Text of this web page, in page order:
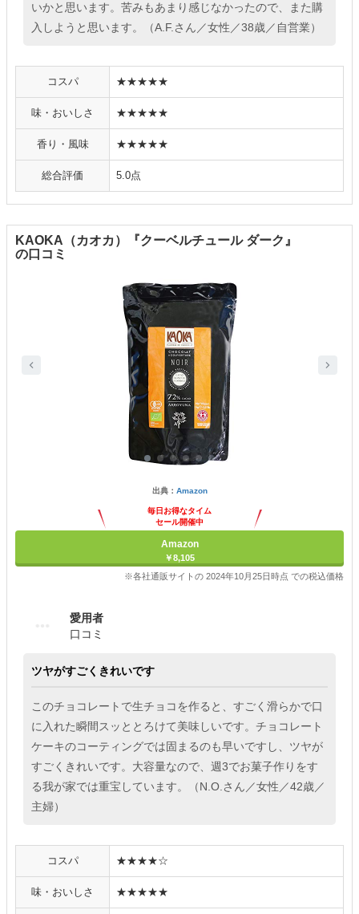
いかと思います。苦みもあまり感じなかったので、また購
入しようと思います。（A.F.さん／女性／38歳／自営業）
コスパ ★★★★★
味・おいしさ ★★★★★
香り・風味 ★★★★★
総合評価 5.0点
KAOKA（カオカ）『クーベルチュール ダーク』
の口コミ
出典： Amazon
毎日お得なタイム
セール開催中
Amazon
￥8,105
※各社通販サイトの 2024年10月25日時点 での税込価格
愛用者
口コミ
ツヤがすごくきれいです
このチョコレートで生チョコを作ると、すごく滑らかで口
に入れた瞬間スッととろけて美味しいです。チョコレート
ケーキのコーティングでは固まるのも早いですし、ツヤが
すごくきれいです。大容量なので、週3でお菓子作りをす
る我が家では重宝しています。（N.O.さん／女性／42歳／
主婦）
コスパ ★★★★☆
味・おいしさ ★★★★★